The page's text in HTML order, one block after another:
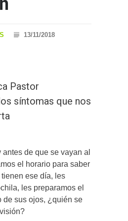
13/11/2018
Pastor
síntomas que nos
de que se vayan al
el horario para saber
ese día, les
les preparamos el
sus ojos, ¿quién se